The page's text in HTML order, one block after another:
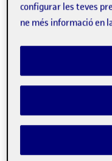
Per què
UOC?
A partir de
liderar els processos
i de la transformació
configurar les teves
ne més informació en